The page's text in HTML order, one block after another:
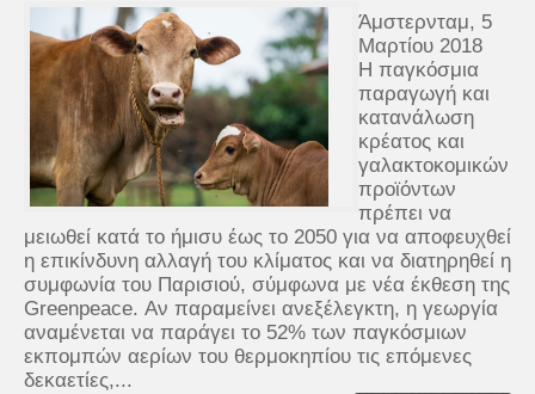
Άμστερνταμ, 5
Μαρτίου 2018
Η παγκόσμια
παραγωγή και
κατανάλωση
κρέατος και
γαλακτοκομικών
προϊόντων
πρέπει να
μειωθεί κατά το ήμισυ έως το 2050 για να αποφευχθεί
η επικίνδυνη αλλαγή του κλίματος και να διατηρηθεί η
συμφωνία του Παρισιού, σύμφωνα με νέα έκθεση της
Greenpeace. Αν παραμείνει ανεξέλεγκτη, η γεωργία
αναμένεται να παράγει το 52% των παγκόσμιων
εκπομπών αερίων του θερμοκηπίου τις επόμενες
δεκαετίες,...